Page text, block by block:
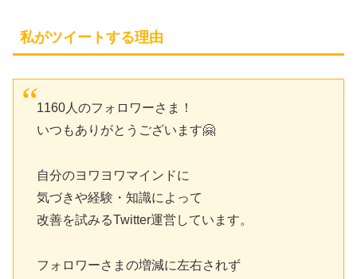
私がツイートする理由
1160人のフォロワーさま！
いつもありがとうございます🤗
自分のヨワヨワマインドに
気づきや経験・知識によって
改善を試みるTwitter運営しています。
フォロワーさまの増減に左右されず